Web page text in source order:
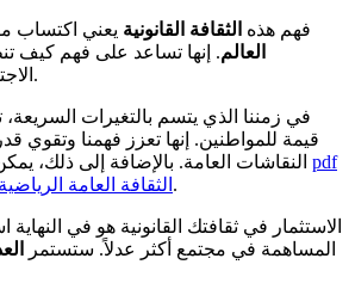
فهم هذه الثقافة القانونية يعني اكتساب
العالم. إنها تساعد على فهم كيف
الاجتماعية وتحمي الحريات.
في زمننا الذي يتسم بالتغيرات السريعة،
قيمة للمواطنين. إنها تعزز فهمنا وتقوي
pdf
الثقافة العامة الرياضية أيضًا في هذه المعرفة.
الاستثمار في ثقافتك القانونية هو في
المساهمة في مجتمع أكثر عدلاً. ستستمر